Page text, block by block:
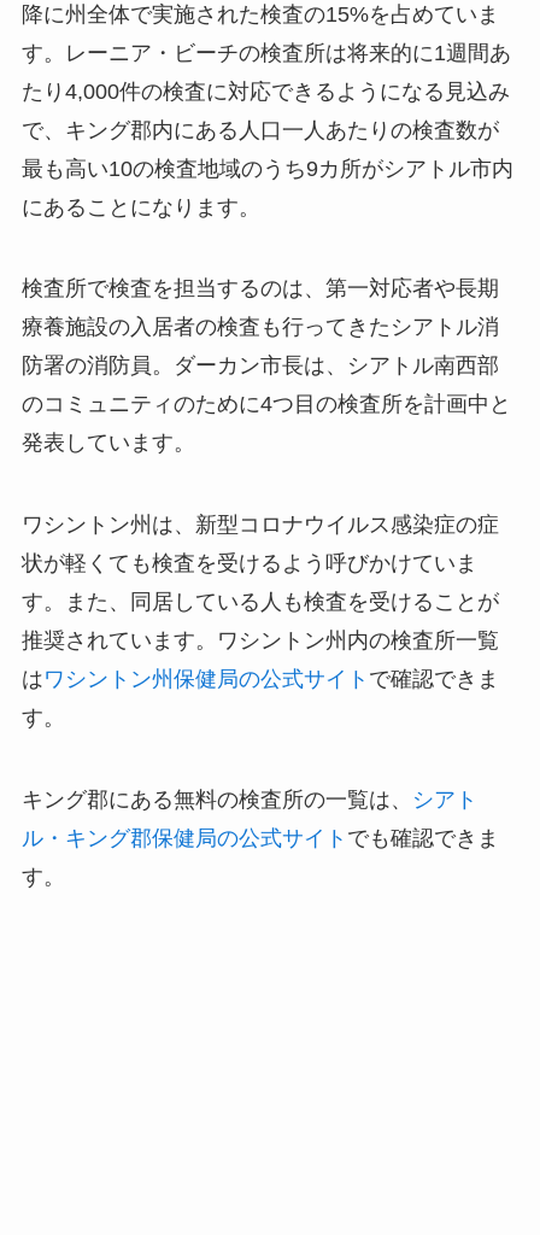
降に州全体で実施された検査の15%を占めていま
す。レーニア・ビーチの検査所は将来的に1週間あ
たり4,000件の検査に対応できるようになる見込み
で、キング郡内にある人口一人あたりの検査数が
最も高い10の検査地域のうち9カ所がシアトル市内
にあることになります。
検査所で検査を担当するのは、第一対応者や長期
療養施設の入居者の検査も行ってきたシアトル消
防署の消防員。ダーカン市長は、シアトル南西部
のコミュニティのために4つ目の検査所を計画中と
発表しています。
ワシントン州は、新型コロナウイルス感染症の症
状が軽くても検査を受けるよう呼びかけていま
す。また、同居している人も検査を受けることが
推奨されています。ワシントン州内の検査所一覧
はワシントン州保健局の公式サイト で確認できま
す。
キング郡にある無料の検査所の一覧は、
シアト
ル・キング郡保健局の公式サイト でも確認できま
す。